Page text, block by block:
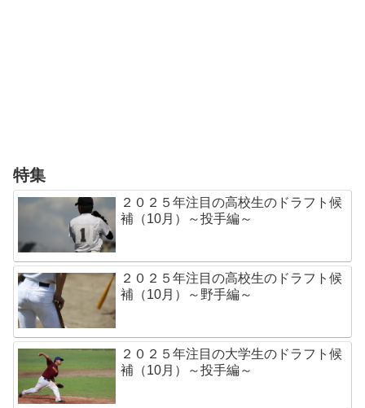
特集
２０２５年注目の高校生のドラフト候
補（10月）～投手編～
２０２５年注目の高校生のドラフト候
補（10月）～野手編～
２０２５年注目の大学生のドラフト候
補（10月）～投手編～